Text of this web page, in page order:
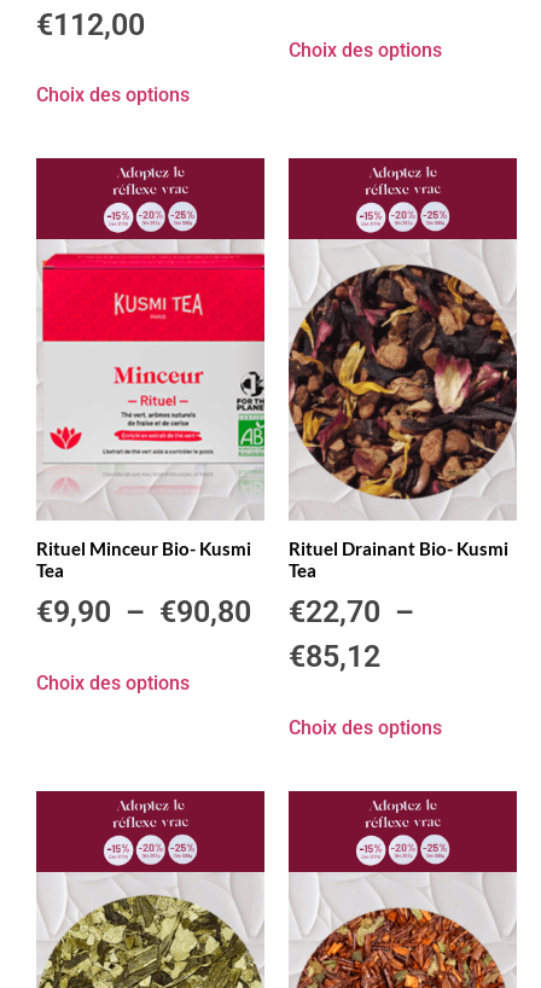
€112,00
Choix des options
Choix des options
Rituel Minceur Bio- Kusmi
Tea
€9,90 – €90,80
Choix des options
Rituel Drainant Bio- Kusmi
Tea
€22,70 –
€85,12
Choix des options